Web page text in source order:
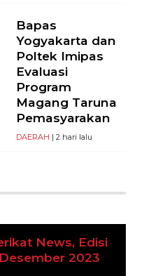
Bapas
Yogyakarta dan
Poltek Imipas
Evaluasi
Program
Magang Taruna
Pemasyarakan
DAERAH | 2 hari lalu